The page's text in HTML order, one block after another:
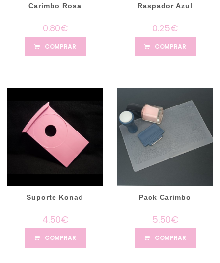
Carimbo Rosa
0.80€
COMPRAR
Raspador Azul
0.25€
COMPRAR
Suporte Konad
4.50€
COMPRAR
Pack Carimbo
5.50€
COMPRAR